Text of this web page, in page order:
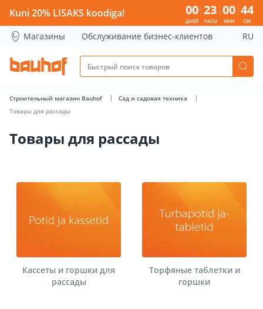
Товары для рассады - Bauhof has loaded
Kuni 20% LISAKS koodiga! 00
ДНЕЙ
23
ЧАСЫ
00
МИН
43
СЕК
Магазины Обслуживание бизнес-клиентов RU
Строительный магазин Bauhof
Сад и садовая техника
Товары для рассады
Товары для рассады
Кассеты и горшки для
рассады
Торфяные таблетки и
горшки